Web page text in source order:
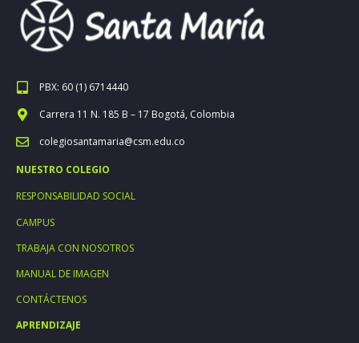
PBX: 60 (1) 6714440
Carrera 11 N. 185 B – 17 Bogotá, Colombia
colegiosantamaria@csm.edu.co
NUESTRO COLEGIO
RESPONSABILIDAD SOCIAL
CAMPUS
TRABAJA CON NOSOTROS
MANUAL DE IMAGEN
CONTÁCTENOS
APRENDIZAJE